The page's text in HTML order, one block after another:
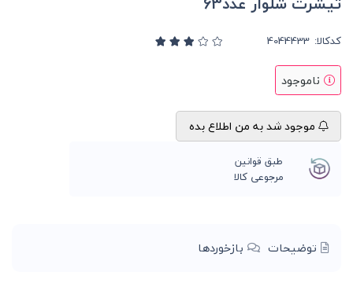
کدکالا:
ناموجود
موجود شد به من اطلاع بده
طبق قوانین
مرجوعی کالا
توضیحات بازخوردها